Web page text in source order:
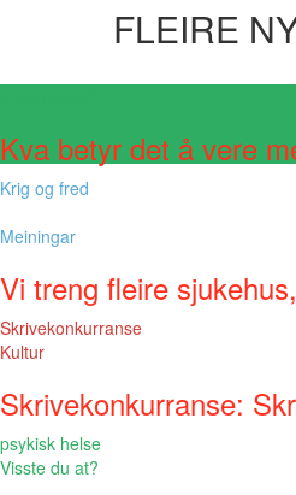
FLEIRE
Kva betyr det å vere
Krig og fred
Meiningar
Vi treng fleire
Skrivekonkurranse
Kultur
Skrivekonkurranse:
psykisk helse
Visste du at?